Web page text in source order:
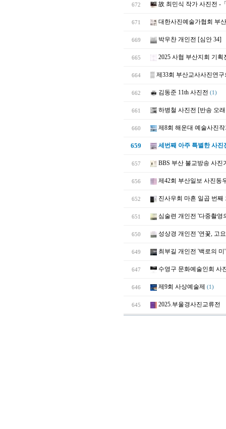
672 故 최민식 작가 사진전 -
671 대한사진예술가협회 부
669 박우찬 개인전 [심안 34]
665 2025 사협 부산지회 기획
664 ▒ 제33회 부산교사사진연구
662 김동준 11th 사진전 (1)
661 하병철 사진전 [반송 오
660 제8회 해운대 예술사진
659 세번째 아주 특별한 사진
657 BBS 부산 불교방송 사진
656 제42회 부산일보 사진동
652 진사우회 마흔 일곱 번째
651 심술련 개인전 '다중촬영
650 성상경 개인전 '연꽃, 고
649 최부길 개인전 '백로의 미'
647 수영구 문화예술인회 사
646 제9회 사상예술제 (1)
645 2025.부울경사진교류전